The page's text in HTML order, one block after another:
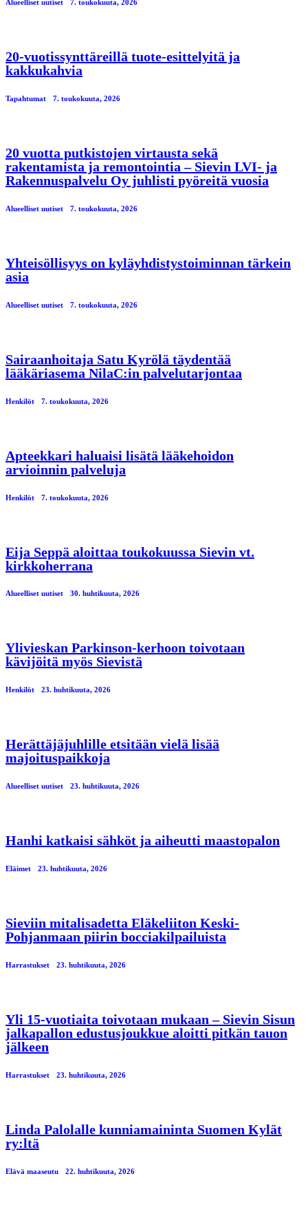
Alueelliset uutiset 7. toukokuuta, 2026
20-vuotissynttäreillä tuote-esittelyitä ja
kakkukahvia
Tapahtumat 7. toukokuuta, 2026
20 vuotta putkistojen virtausta sekä
rakentamista ja remontointia – Sievin LVI- ja
Rakennuspalvelu Oy juhlisti pyöreitä vuosia
Alueelliset uutiset 7. toukokuuta, 2026
Yhteisöllisyys on kyläyhdistystoiminnan tärkein
asia
Alueelliset uutiset 7. toukokuuta, 2026
Sairaanhoitaja Satu Kyrölä täydentää
lääkäriasema NilaC:in palvelutarjontaa
Henkilöt 7. toukokuuta, 2026
Apteekkari haluaisi lisätä lääkehoidon
arvioinnin palveluja
Henkilöt 7. toukokuuta, 2026
Eija Seppä aloittaa toukokuussa Sievin vt.
kirkkoherrana
Alueelliset uutiset 30. huhtikuuta, 2026
Ylivieskan Parkinson-kerhoon toivotaan
kävijöitä myös Sievistä
Henkilöt 23. huhtikuuta, 2026
Herättäjäjuhlille etsitään vielä lisää
majoituspaikkoja
Alueelliset uutiset 23. huhtikuuta, 2026
Hanhi katkaisi sähköt ja aiheutti maastopalon
Eläimet 23. huhtikuuta, 2026
Sieviin mitalisadetta Eläkeliiton Keski-
Pohjanmaan piirin bocciakilpailuista
Harrastukset 23. huhtikuuta, 2026
Yli 15-vuotiaita toivotaan mukaan – Sievin Sisun
jalkapallon edustusjoukkue aloitti pitkän tauon
jälkeen
Harrastukset 23. huhtikuuta, 2026
Linda Palolalle kunniamaininta Suomen Kylät
ry:ltä
Elävä maaseutu 22. huhtikuuta, 2026